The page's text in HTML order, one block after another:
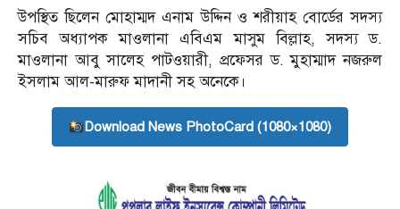
উপস্থিত ছিলেন মোহাম্মদ এনাম উদ্দিন ও শরীয়াহ বোর্ডের সদস্য
সচিব অধ্যাপক মাওলানা এবিএম মাসুম বিল্লাহ, সদস্য ড.
মাওলানা আবু সালেহ পাটওয়ারী, প্রফেসর ড. মুহাম্মাদ নজরুল
ইসলাম আল-মারুফ মাদানী সহ অনেকে।
Download News PhotoCard (1080×1080)